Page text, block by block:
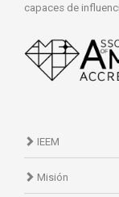
capaces de
IEEM
Misión